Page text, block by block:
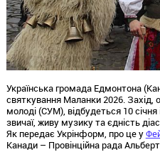
Українська громада Едмонтона
святкування Маланки 2026. Захід,
молоді (СУМ), відбудеться 10 січня
звичаї, живу музику та єдність
Як передає Укрінформ, про це у
Канади – Провінційна рада